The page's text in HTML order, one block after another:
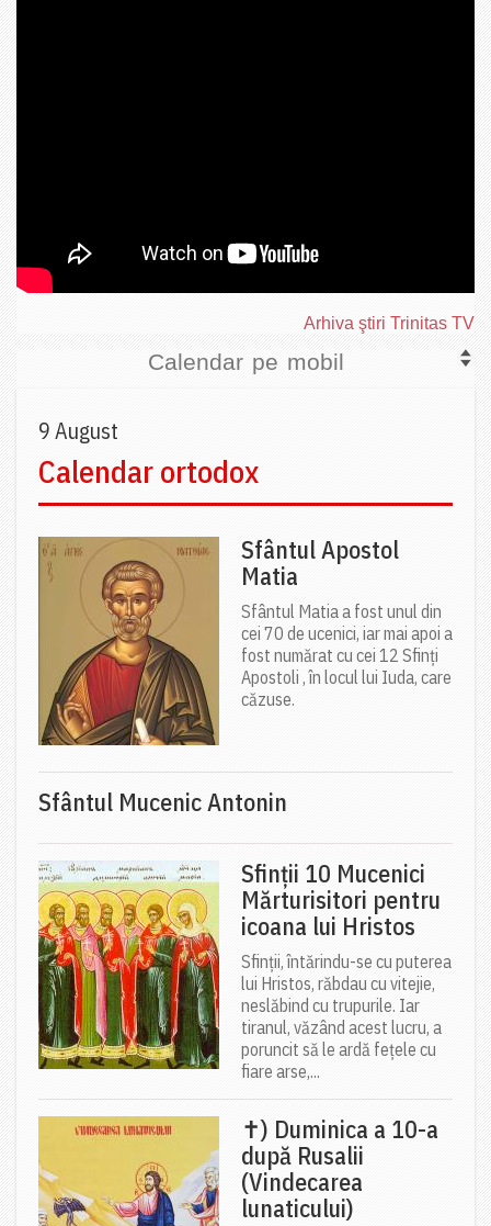
Arhiva ştiri Trinitas TV
Calendar pe mobil
9 August
Calendar ortodox
Sfântul Apostol
Matia
Sfântul Matia a fost unul din
cei 70 de ucenici, iar mai apoi a
fost numărat cu cei 12 Sfinți
Apostoli , în locul lui Iuda, care
căzuse.
Sfântul Mucenic Antonin
Sfinții 10 Mucenici
Mărturisitori pentru
icoana lui Hristos
Sfinții, întărindu-se cu puterea
lui Hristos, răbdau cu vitejie,
neslăbind cu trupurile. Iar
tiranul, văzând acest lucru, a
poruncit să le ardă fețele cu
fiare arse,...
✝) Duminica a 10-a
după Rusalii
(Vindecarea
lunaticului)